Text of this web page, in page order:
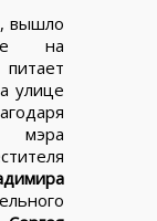
вышло
на
улице
мэра